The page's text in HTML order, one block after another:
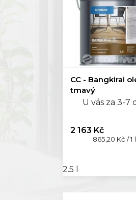
CC - Bangkirai
tmavý
U vás za 3-7
2 163 Kč
Měrná
865,20 Kč / 1 l
2.5 l